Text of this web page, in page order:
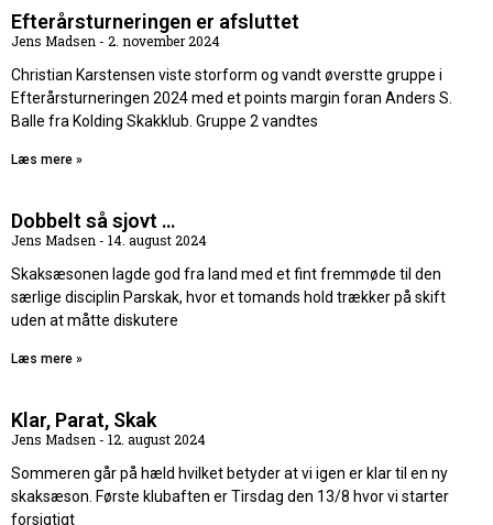
Efterårsturneringen er afsluttet
Jens Madsen
2. november 2024
Christian Karstensen viste storform og vandt øverstte gruppe i
Efterårsturneringen 2024 med et points margin foran Anders S.
Balle fra Kolding Skakklub. Gruppe 2 vandtes
Læs mere »
Dobbelt så sjovt …
Jens Madsen
14. august 2024
Skaksæsonen lagde god fra land med et fint fremmøde til den
særlige disciplin Parskak, hvor et tomands hold trækker på skift
uden at måtte diskutere
Læs mere »
Klar, Parat, Skak
Jens Madsen
12. august 2024
Sommeren går på hæld hvilket betyder at vi igen er klar til en ny
skaksæson. Første klubaften er Tirsdag den 13/8 hvor vi starter
forsigtigt